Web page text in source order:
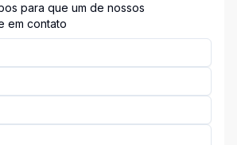
para que um de nossos
em contato